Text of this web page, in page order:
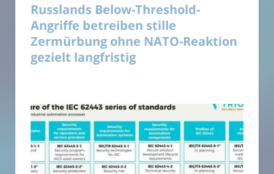
Russlands Below-Threshold-
Angriffe betreiben stille
Zermürbung ohne NATO-Reaktion
gezielt langfristig